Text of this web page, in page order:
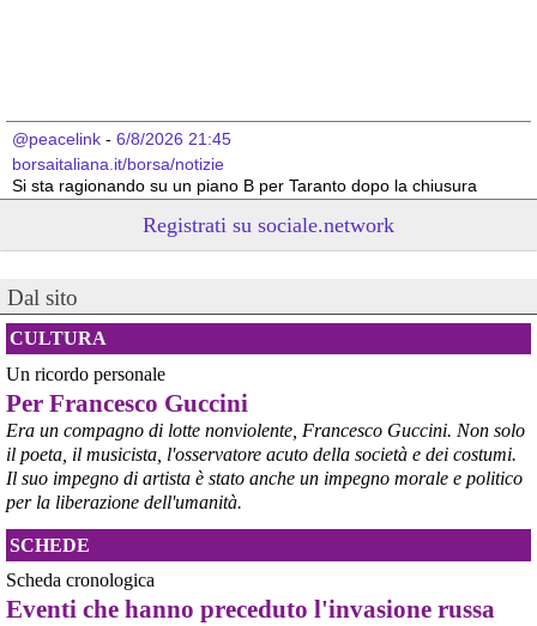
@peacelink - 6/8/2026 21:45
borsaitaliana.it/borsa/notizie
Si sta ragionando su un piano B per Taranto dopo la chiusura
cronachetarantine.it/index.php
il Governo ha manifestato l’intenzione di predisporre un
provvedimento straordinario per attenuare le conseguenze
economiche e sociali della prevista fermata dell’area a caldo e ha
chiesto alle rappresentanze del territorio di formulare proposte
concrete per definirne i contenuti. Casartigiani valuta positivamente
questa disponibilità.
#
ILVA Taranto
Registrati su sociale.network
Dal sito
CULTURA
Un ricordo personale
Per Francesco Guccini
Era un compagno di lotte nonviolente, Francesco Guccini. Non solo
il poeta, il musicista, l'osservatore acuto della società e dei costumi.
Il suo impegno di artista è stato anche un impegno morale e politico
per la liberazione dell'umanità.
SCHEDE
Scheda cronologica
Eventi che hanno preceduto l'invasione russa